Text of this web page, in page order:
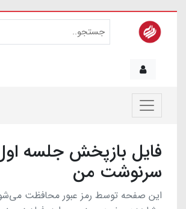
فایل بازپخش جلسه
سرنوشت من
این صفحه توسط رمز عبور محافظت